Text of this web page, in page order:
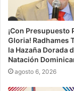
¡Con Presupuesto
Gloria! Radhames
la Hazaña Dorada
Natación
agosto 6, 2026